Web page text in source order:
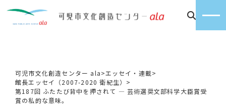
可児市文化創造センター ala>エッセイ・連載>
館長エッセイ（2007-2020 衛紀生） >
第187回 ふたたび背中を押されて ― 芸術選奨文部科学大臣賞受
賞の私的な意味。